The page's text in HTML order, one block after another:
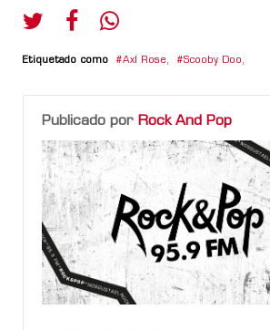
Etiquetado como Axl Rose, Scooby Doo,
Publicado por Rock And Pop